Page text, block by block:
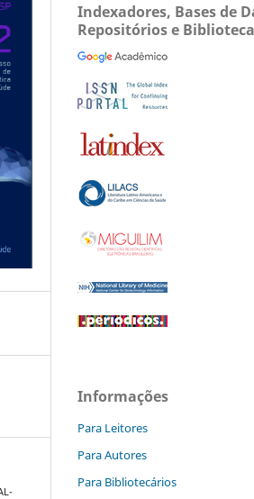
Indexadores, Bases de
Repositórios e
Informações
Para Leitores
Para Autores
Para Bibliotecários